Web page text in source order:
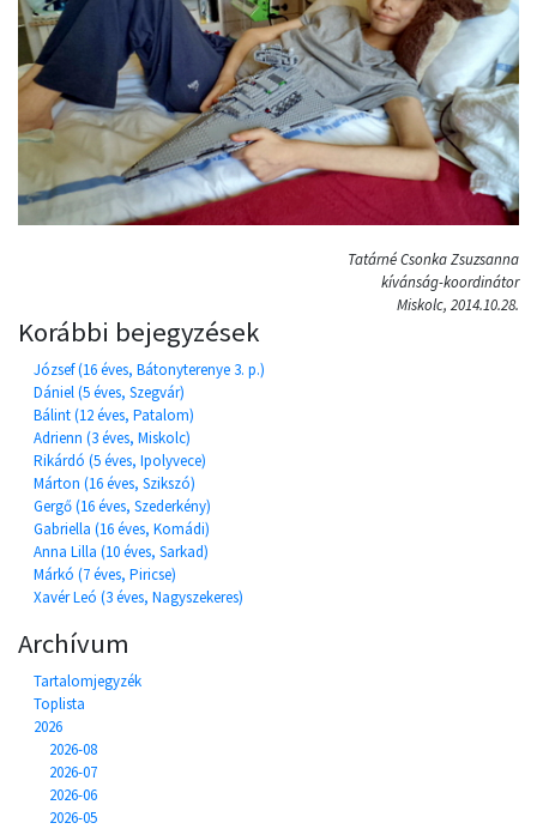
Tatárné Csonka Zsuzsanna
kívánság-koordinátor
Miskolc, 2014.10.28.
Korábbi bejegyzések
József (16 éves, Bátonyterenye 3. p.)
Dániel (5 éves, Szegvár)
Bálint (12 éves, Patalom)
Adrienn (3 éves, Miskolc)
Rikárdó (5 éves, Ipolyvece)
Márton (16 éves, Szikszó)
Gergő (16 éves, Szederkény)
Gabriella (16 éves, Komádi)
Anna Lilla (10 éves, Sarkad)
Márkó (7 éves, Piricse)
Xavér Leó (3 éves, Nagyszekeres)
Archívum
Tartalomjegyzék
Toplista
2026
2026-08
2026-07
2026-06
2026-05